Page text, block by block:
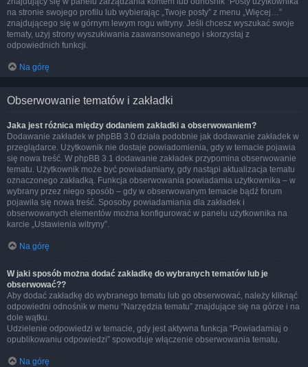
na stronie swojego profilu lub wybierając „Twoje posty” z menu „Więcej…”
znajdującego się w górnym lewym rogu witryny. Jeśli chcesz wyszukać swoje
tematy, użyj strony wyszukiwania zaawansowanego i skorzystaj z
odpowiednich funkcji.
Na górę
Obserwowanie tematów i zakładki
Jaka jest różnica między dodaniem zakładki a obserwowaniem?
Dodawanie zakładek w phpBB 3.0 działa podobnie jak dodawanie zakładek w
przeglądarce. Użytkownik nie dostaje powiadomienia, gdy w temacie pojawia
się nowa treść. W phpBB 3.1 dodawanie zakładek przypomina obserwowanie
tematu. Użytkownik może być powiadamiany, gdy nastąpi aktualizacja tematu
oznaczonego zakładką. Funkcja obserwowania powiadamia użytkownika – w
wybrany przez niego sposób – gdy w obserwowanym temacie bądź forum
pojawiła się nowa treść. Sposoby powiadamiania dla zakładek i
obserwowanych elementów można konfigurować w panelu użytkownika na
karcie „Ustawienia witryny”.
Na górę
W jaki sposób można dodać zakładkę do wybranych tematów lub je
obserwować??
Aby dodać zakładkę do wybranego tematu lub go obserwować, należy kliknąć
odpowiedni odnośnik w menu “Narzędzia tematu” znajdujące się na górze i na
dole wątku.
Udzielenie odpowiedzi w temacie, gdy jest aktywna funkcja “Powiadamiaj o
opublikowaniu odpowiedzi” spowoduje włączenie obserwowania tematu.
Na górę